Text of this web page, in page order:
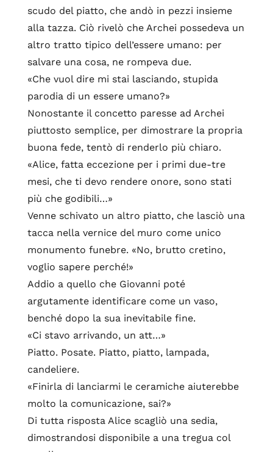
scudo del piatto, che andò in pezzi insieme
alla tazza. Ciò rivelò che Archei possedeva un
altro tratto tipico dell’essere umano: per
salvare una cosa, ne rompeva due.
«Che vuol dire mi stai lasciando, stupida
parodia di un essere umano?»
Nonostante il concetto paresse ad Archei
piuttosto semplice, per dimostrare la propria
buona fede, tentò di renderlo più chiaro.
«Alice, fatta eccezione per i primi due-tre
mesi, che ti devo rendere onore, sono stati
più che godibili…»
Venne schivato un altro piatto, che lasciò una
tacca nella vernice del muro come unico
monumento funebre. «No, brutto cretino,
voglio sapere perché!»
Addio a quello che Giovanni poté
argutamente identificare come un vaso,
benché dopo la sua inevitabile fine.
«Ci stavo arrivando, un att…»
Piatto. Posate. Piatto, piatto, lampada,
candeliere.
«Finirla di lanciarmi le ceramiche aiuterebbe
molto la comunicazione, sai?»
Di tutta risposta Alice scagliò una sedia,
dimostrandosi disponibile a una tregua col